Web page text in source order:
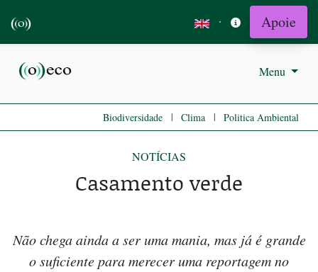
· Apoie
Menu
Biodiversidade | Clima | Politica Ambiental
NOTÍCIAS
Casamento verde
Não chega ainda a ser uma mania, mas já é grande
o suficiente para merecer uma reportagem no